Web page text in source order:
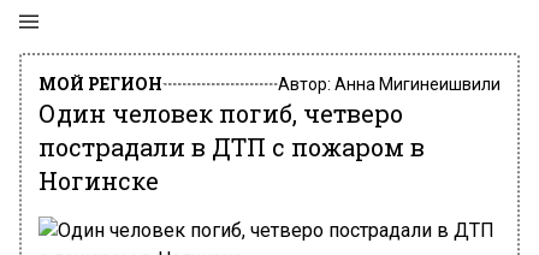
МОЙ РЕГИОН Автор: Анна Мигинеишвили
Один человек погиб, четверо
пострадали в ДТП с пожаром в
Ногинске